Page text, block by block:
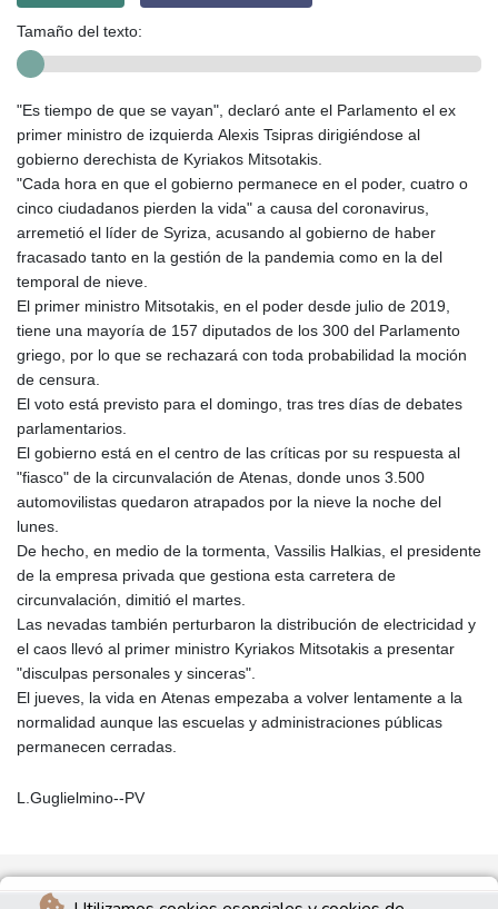
Tamaño del texto:
"Es tiempo de que se vayan", declaró ante el Parlamento el ex
primer ministro de izquierda Alexis Tsipras dirigiéndose al
gobierno derechista de Kyriakos Mitsotakis.
"Cada hora en que el gobierno permanece en el poder, cuatro o
cinco ciudadanos pierden la vida" a causa del coronavirus,
arremetió el líder de Syriza, acusando al gobierno de haber
fracasado tanto en la gestión de la pandemia como en la del
temporal de nieve.
El primer ministro Mitsotakis, en el poder desde julio de 2019,
tiene una mayoría de 157 diputados de los 300 del Parlamento
griego, por lo que se rechazará con toda probabilidad la moción
de censura.
El voto está previsto para el domingo, tras tres días de debates
parlamentarios.
El gobierno está en el centro de las críticas por su respuesta al
"fiasco" de la circunvalación de Atenas, donde unos 3.500
automovilistas quedaron atrapados por la nieve la noche del
lunes.
De hecho, en medio de la tormenta, Vassilis Halkias, el presidente
de la empresa privada que gestiona esta carretera de
circunvalación, dimitió el martes.
Las nevadas también perturbaron la distribución de electricidad y
el caos llevó al primer ministro Kyriakos Mitsotakis a presentar
"disculpas personales y sinceras".
El jueves, la vida en Atenas empezaba a volver lentamente a la
normalidad aunque las escuelas y administraciones públicas
permanecen cerradas.
L.Guglielmino--PV